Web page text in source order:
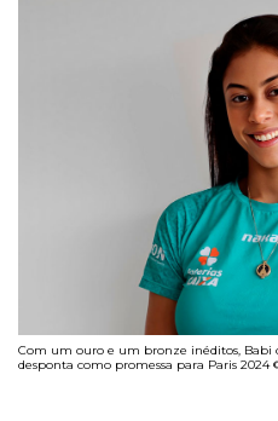
Com um ouro e um bronze inéditos, Babi
desponta como promessa para Paris 2024